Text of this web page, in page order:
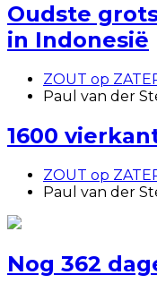
Oudste
in Indonesië
ZOUT op
Paul van der
1600
ZOUT op
Paul van der
Nog 362